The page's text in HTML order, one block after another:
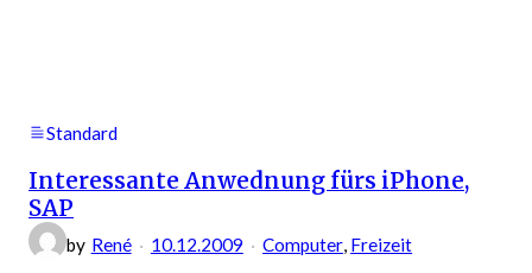
Standard
Interessante Anwednung fürs iPhone,
SAP
by René 10.12.2009 Computer, Freizeit